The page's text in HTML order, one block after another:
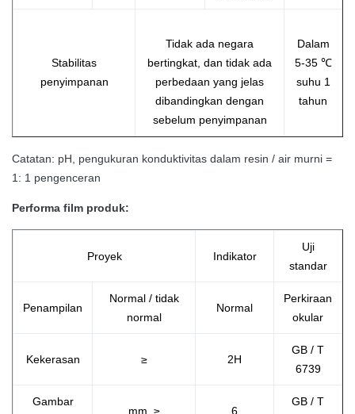
Stabilitas
penyimpanan
Tidak ada negara
bertingkat, dan tidak ada
perbedaan yang jelas
dibandingkan dengan
sebelum penyimpanan
Dalam
5-35 ℃
suhu 1
tahun
Catatan: pH, pengukuran konduktivitas dalam resin / air murni =
1: 1 pengenceran
Performa film produk:
Proyek Indikator
Uji
standar
Penampilan
Normal / tidak
normal
Normal
Perkiraan
okular
Kekerasan ≥ 2H
GB / T
6739
Gambar
mm, ≥ 6
GB / T